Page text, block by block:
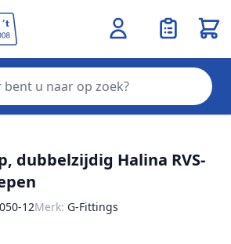
dubbelzijdig Halina RVS-
12Merk: G-Fittings